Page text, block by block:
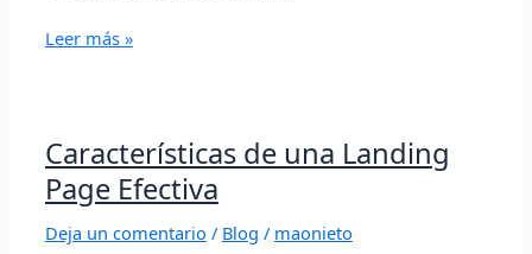
Leer más »
Características de una Landing
Page Efectiva
Deja un comentario / Blog / maonieto
Características
de
una
Landing
Page